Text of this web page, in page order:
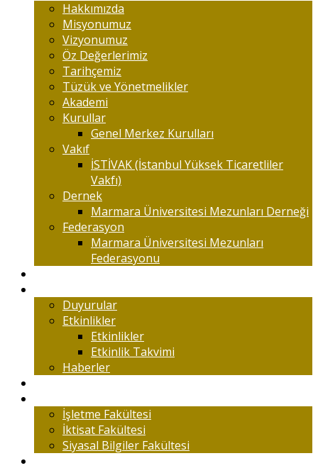
Hakkımızda
Misyonumuz
Vizyonumuz
Öz Değerlerimiz
Tarihçemiz
Tüzük ve Yönetmelikler
Akademi
Kurullar
Genel Merkez Kurulları
Vakıf
İSTİVAK (İstanbul Yüksek Ticaretliler
Vakfı)
Dernek
Marmara Üniversitesi Mezunları Derneği
Federasyon
Marmara Üniversitesi Mezunları
Federasyonu
Duyurular
Etkinlikler
Etkinlikler
Etkinlik Takvimi
Haberler
İşletme Fakültesi
İktisat Fakültesi
Siyasal Bilgiler Fakültesi